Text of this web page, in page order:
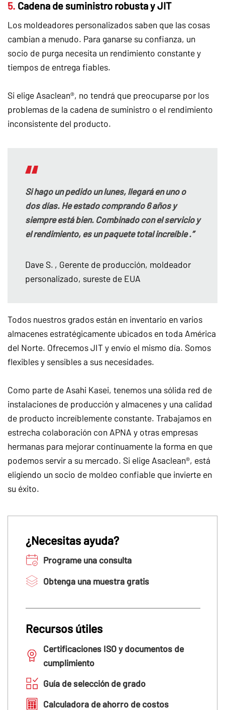
5. Cadena de suministro robusta y JIT
Los moldeadores personalizados saben que las cosas
cambian a menudo. Para ganarse su confianza, un
socio de purga necesita un rendimiento constante y
tiempos de entrega fiables.
Si elige Asaclean®, no tendrá que preocuparse por los
problemas de la cadena de suministro o el rendimiento
inconsistente del producto.
Si hago un pedido un lunes, llegará en uno o
dos días. He estado comprando 6 años y
siempre está bien. Combinado con el servicio y
el rendimiento, es un paquete total increíble .”
Dave S. , Gerente de producción, moldeador
personalizado, sureste de EUA
Todos nuestros grados están en inventario en varios
almacenes estratégicamente ubicados en toda América
del Norte. Ofrecemos JIT y envío el mismo día. Somos
flexibles y sensibles a sus necesidades.
Como parte de Asahi Kasei, tenemos una sólida red de
instalaciones de producción y almacenes y una calidad
de producto increíblemente constante. Trabajamos en
estrecha colaboración con APNA y otras empresas
hermanas para mejorar continuamente la forma en que
podemos servir a su mercado. Si elige Asaclean®, está
eligiendo un socio de moldeo confiable que invierte en
su éxito.
¿Necesitas ayuda?
Programe una consulta
Obtenga una muestra gratis
Recursos útiles
Certificaciones ISO y documentos de
cumplimiento
Guía de selección de grado
Calculadora de ahorro de costos